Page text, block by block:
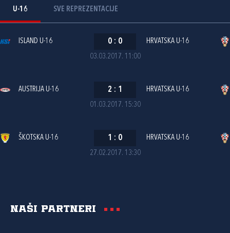
U-16 SVE REPREZENTACIJE
03.03.2017. 11:00
ISLAND U-16 0 : 0 HRVATSKA U-16
01.03.2017. 15:30
AUSTRIJA U-16 2 : 1 HRVATSKA U-16
27.02.2017. 13:30
ŠKOTSKA U-16 1 : 0 HRVATSKA U-16
Naši partneri